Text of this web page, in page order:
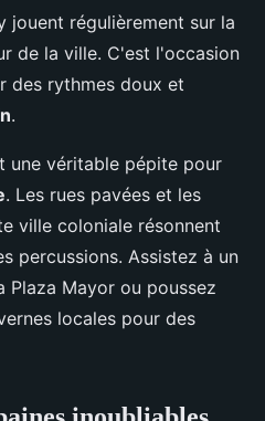
jouent régulièrement sur la
de la ville. C'est l'occasion
des rythmes doux et
.
une véritable pépite pour
. Les rues pavées et les
ville coloniale résonnent
percussions. Assistez à un
Plaza Mayor ou poussez
locales pour des